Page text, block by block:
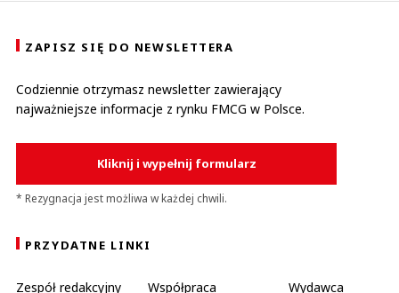
ZAPISZ SIĘ DO NEWSLETTERA
Codziennie otrzymasz newsletter zawierający
najważniejsze informacje z rynku FMCG w Polsce.
Kliknij i wypełnij formularz
* Rezygnacja jest możliwa w każdej chwili.
PRZYDATNE LINKI
Zespół redakcyjny Współpraca
Wydawca